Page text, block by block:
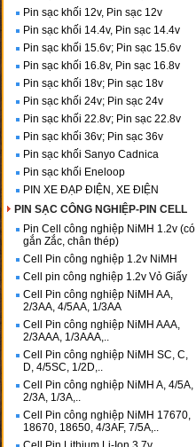
Pin sạc khối 12v, Pin sạc 12v
Pin sạc khối 14.4v, Pin sạc 14.4v
Pin sạc khối 15.6v; Pin sạc 15.6v
Pin sạc khối 16.8v, Pin sạc 16.8v
Pin sạc khối 18v; Pin sạc 18v
Pin sạc khối 24v; Pin sạc 24v
Pin sạc khối 22.8v; Pin sạc 22.8v
Pin sạc khối 36v; Pin sạc 36v
Pin sạc khối Sanyo Cadnica
Pin sạc khối Eneloop
PIN XE ĐẠP ĐIỆN, XE ĐIỆN
PIN SẠC CÔNG NGHIỆP-PIN CELL
Pin Cell công nghiệp NiMH 1.2v (có
gắn Zắc, chân thép)
Cell Pin công nghiệp 1.2v NiMH
Cell pin công nghiệp 1.2v Vỏ Giấy
Cell Pin công nghiệp NiMH AA,
2/3AA, 4/5AA, 1/3AA
Cell Pin công nghiệp NiMH AAA,
2/3AAA, 1/3AAA,..
Cell Pin công nghiệp NiMH SC, C,
D, 4/5SC, 1/2D,..
Cell Pin công nghiệp NiMH A, 4/5A,
2/3A, 1/3A,..
Cell Pin công nghiệp NiMH 17670,
18670, 18650, 4/3AF, 7/5A,..